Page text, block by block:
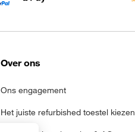
Over ons
Ons engagement
Het juiste refurbished toestel kiezen